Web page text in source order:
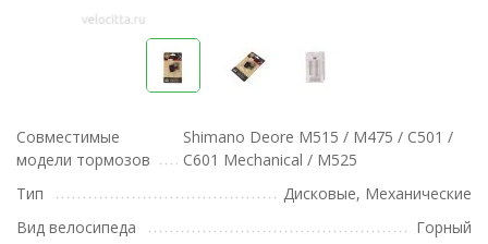
Совместимые
модели тормозов
Shimano Deore M515 / M475 / C501 /
C601 Mechanical / M525
Тип
Дисковые, Механические
Вид велосипеда
Горный